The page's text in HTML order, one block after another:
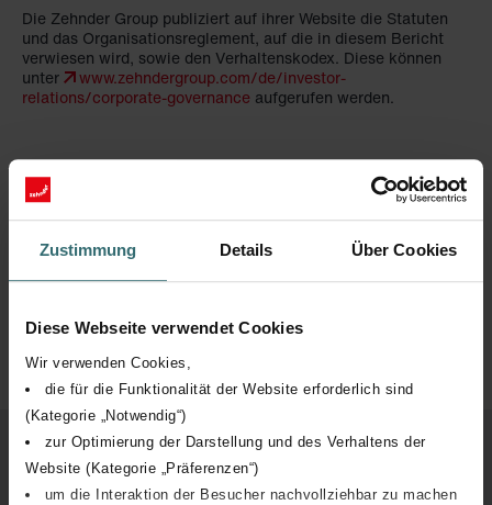
Zustimmung Details Über Cookies
Diese Webseite verwendet Cookies
Wir verwenden Cookies,
die für die Funktionalität der Website erforderlich sind
(Kategorie „Notwendig“)
zur Optimierung der Darstellung und des Verhaltens der
Website (Kategorie „Präferenzen“)
um die Interaktion der Besucher nachvollziehbar zu machen
Die Zehnder Group publiziert auf ihrer Website die Statuten
und das Organisationsreglement, auf die in diesem Bericht
verwiesen wird, sowie den Verhaltenskodex. Diese können
unter
www.zehndergroup.com/de/investor-
relations/corporate-governance aufgerufen werden.
1. Konzernstruktur und Aktionariat
Nach oben